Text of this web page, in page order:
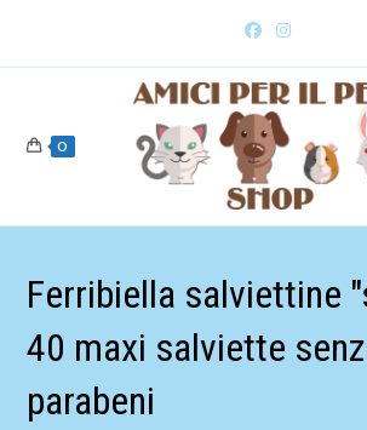
0
Ferribiella salviettine
40 maxi salviette
parabeni